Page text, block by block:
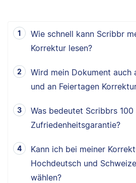
Wie schnell kann Scribbr
Korrektur lesen?
Wird mein Dokument auch
und an Feiertagen
Was bedeutet Scribbrs 100
Zufriedenheitsgarantie?
Kann ich bei meiner
Hochdeutsch und
wählen?